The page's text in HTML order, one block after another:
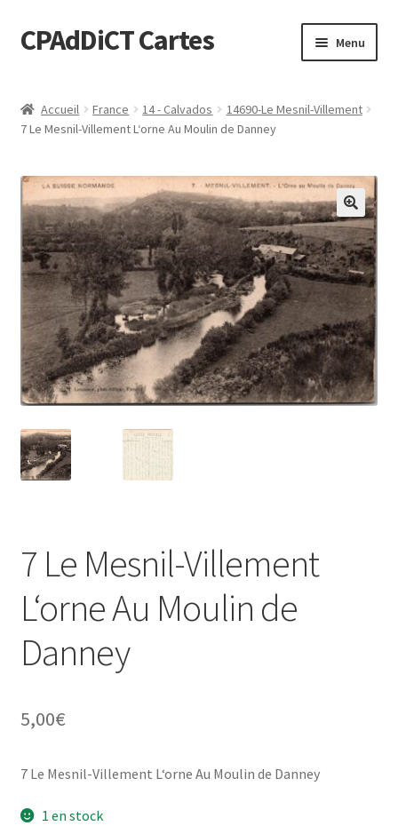
Aller
à
navigation
Aller
au
CPAdDiCT Cartes Menu
Panier
Accueil France 14 - Calvados
14690-Le Mesnil-Villement
7 Le Mesnil-Villement L‘orne Au Moulin de Danney
7 Le Mesnil-Villement
L‘orne Au Moulin de
Danney
5,00€
7 Le Mesnil-Villement L‘orne Au Moulin de Danney
1 en stock